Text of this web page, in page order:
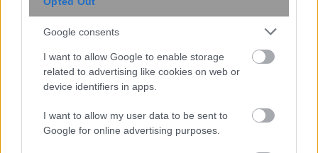
Google consents
I want to allow Google to enable storage
related to advertising like cookies on web or
device identifiers in apps.
I want to allow my user data to be sent to
Google for online advertising purposes.